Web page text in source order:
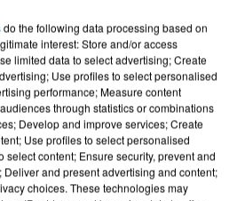
supposés de la DZ Mafia
avoir mené ses opérations en
do the following data processing based on
interest: Store and/or access
limited data to select advertising; Create
Use profiles to select personalised
performance; Measure content
through statistics or combinations
Develop and improve services; Create
Use profiles to select personalised
select content; Ensure security, prevent and
Deliver and present advertising and content;
choices. These technologies may